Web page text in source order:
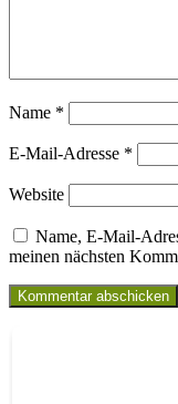
Name *
E-Mail-Adresse *
Website
Name, E-Mail-
meinen nächsten